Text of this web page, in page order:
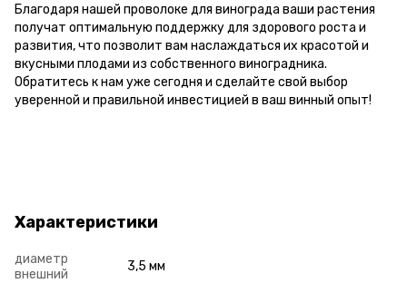
Благодаря нашей проволоке для винограда ваши растения
получат оптимальную поддержку для здорового роста и
развития, что позволит вам наслаждаться их красотой и
вкусными плодами из собственного виноградника.
Обратитесь к нам уже сегодня и сделайте свой выбор
уверенной и правильной инвестицией в ваш винный опыт!
Характеристики
диаметр
внешний
3,5 мм